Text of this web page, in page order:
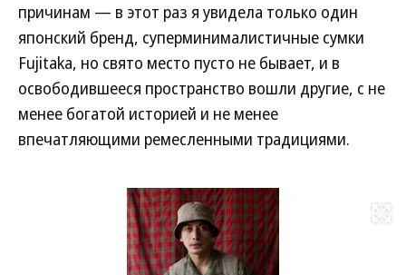
причинам — в этот раз я увидела только один
японский бренд, суперминималистичные сумки
Fujitaka, но свято место пусто не бывает, и в
освободившееся пространство вошли другие, с не
менее богатой историей и не менее
впечатляющими ремесленными традициями.